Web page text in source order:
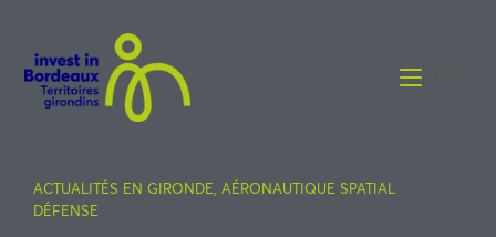
ACTUALITÉS EN GIRONDE, AÉRONAUTIQUE SPATIAL
DÉFENSE